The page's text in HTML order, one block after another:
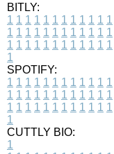
BITLY:
1 1 1 1 1 1 1 1 1 1 1 1
1 1 1 1 1 1 1 1 1 1 1 1
1 1 1 1 1 1 1 1 1 1 1 1
1
SPOTIFY:
1 1 1 1 1 1 1 1 1 1 1 1
1 1 1 1 1 1 1 1 1 1 1 1
1 1 1 1 1 1 1 1 1 1 1 1
1
CUTTLY BIO:
1